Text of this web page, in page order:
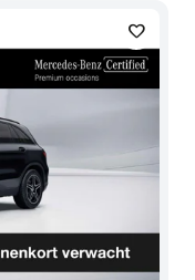
favorite